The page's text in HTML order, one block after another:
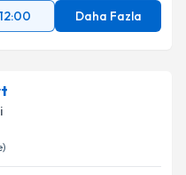
12:00 Daha Fazla